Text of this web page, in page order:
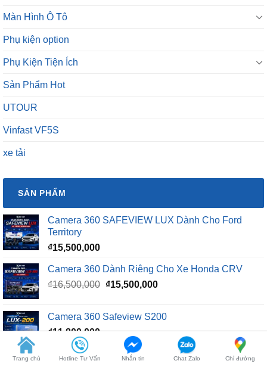
Màn Hình Ô Tô
Phụ kiện option
Phụ Kiện Tiện Ích
Sản Phẩm Hot
UTOUR
Vinfast VF5S
xe tải
SẢN PHẨM
Camera 360 SAFEVIEW LUX Dành Cho Ford
Territory
₫15,500,000
Camera 360 Dành Riêng Cho Xe Honda CRV
₫16,500,000 Giá
₫16,500,000.
₫15,500,000Giá
là:
₫15,500,000.
Camera 360 Safeview S200
₫11,800,000
Trang chủ Hotline Tư Vấn Nhắn tin Chat Zalo Chỉ đường